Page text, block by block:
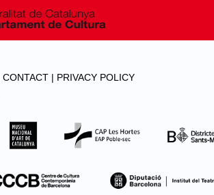
CONTACT | PRIVACY POLICY